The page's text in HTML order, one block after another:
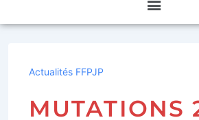
Actualités FFPJP
MUTATIONS